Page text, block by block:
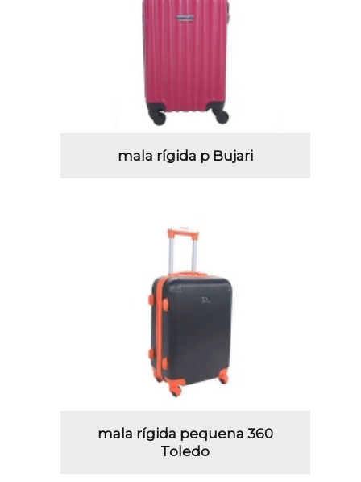
mala rígida p Bujari
mala rígida pequena 360
Toledo